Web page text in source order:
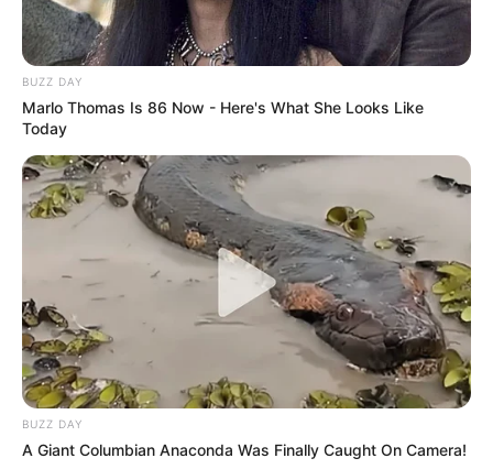
BUZZ DAY
Marlo Thomas Is 86 Now - Here's What She Looks Like
Today
BUZZ DAY
A Giant Columbian Anaconda Was Finally Caught On Camera!